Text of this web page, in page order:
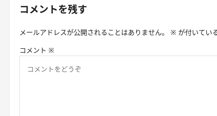
ー
シ
ョ
コメントを残す
メールアドレスが公開されることはありません。 ※ が付いてい
コメント ※